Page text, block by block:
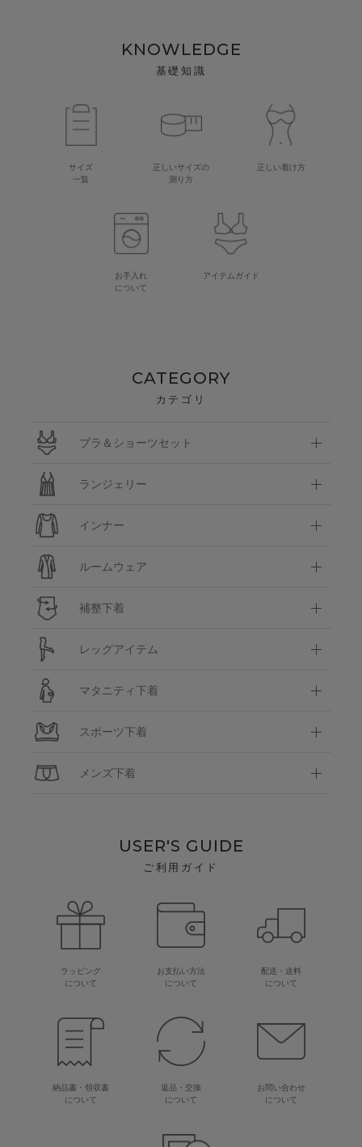
KNOWLEDGE
基礎知識
サイズ
一覧
正しいサイズの
測り方
正しい着け方
お手入れ
について
アイテムガイド
CATEGORY
カテゴリ
ブラ＆ショーツセット
ランジェリー
インナー
ルームウェア
補整下着
レッグアイテム
マタニティ下着
スポーツ下着
メンズ下着
USER'S GUIDE
ご利用ガイド
ラッピング
について
お支払い方法
について
配送・送料
について
納品書・領収書
について
返品・交換
について
お問い合わせ
について